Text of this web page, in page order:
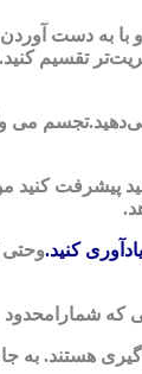
به دست
تقسیم
می
پیشرفت کنید
کنید.وحتی
که
هستند. به